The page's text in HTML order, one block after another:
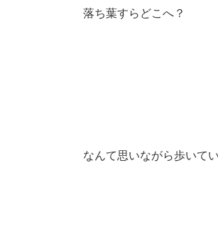
落ち葉すらどこへ？
なんて思いながら歩いて